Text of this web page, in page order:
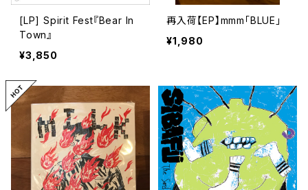
[LP] Spirit Fest『Bear In
Town』
¥3,850
再入荷【EP】mmm「BLUE」
¥1,980